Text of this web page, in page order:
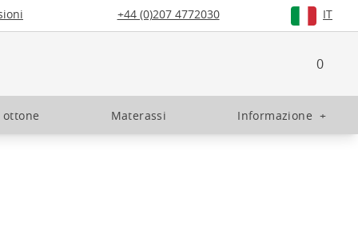
+44 (0)207 4772030 IT
0
Materassi Informazione +